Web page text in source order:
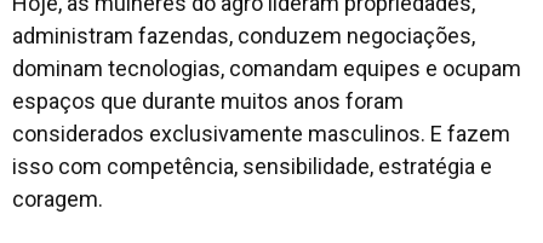
administram fazendas, conduzem negociações,
dominam tecnologias, comandam equipes e ocupam
espaços que durante muitos anos foram
considerados exclusivamente masculinos. E fazem
isso com competência, sensibilidade, estratégia e
coragem.